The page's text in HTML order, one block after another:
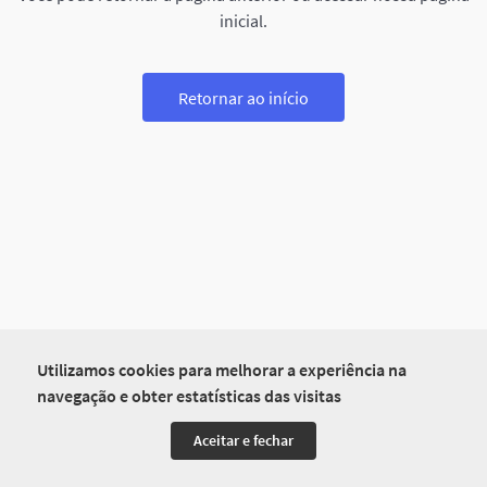
Utilizamos cookies para melhorar a experiência na
navegação e obter estatísticas das visitas
Aceitar e fechar
inicial.
Retornar ao início